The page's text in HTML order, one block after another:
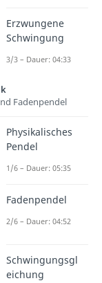
Erzwungene
Schwingung
3/3 – Dauer: 04:33
Fadenpendel
Physikalisches
Pendel
1/6 – Dauer: 05:35
Fadenpendel
2/6 – Dauer: 04:52
Schwingungsgl
eichung